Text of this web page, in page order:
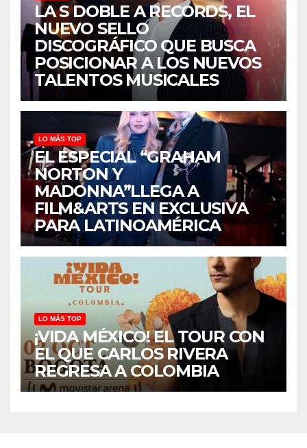
LA S DOBLE A RECORDS, EL
NUEVO SELLO
DISCOGRÁFICO QUE BUSCA
POSICIONAR A LOS NUEVOS
TALENTOS MUSICALES
LO MÁS TOP
EL ESPECIAL “GRAHAM
NORTON Y
MADONNA”LLEGA A
FILM&ARTS EN EXCLUSIVA
PARA LATINOAMÉRICA
LO MÁS TOP
¡VIDA MÉXICO! EL TOUR CON
EL QUE CARLOS RIVERA
REGRESA A COLOMBIA